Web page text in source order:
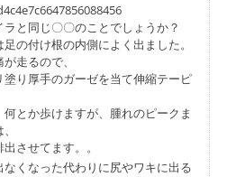
と同じ〇〇のことでしょうか？
の付け根の内側によく出ました。
走るので、
り厚手のガーゼを当て伸縮テーピ
とか歩けますが、腫れのピークま
させてます。。
くなった代わりに尻やワキに出る